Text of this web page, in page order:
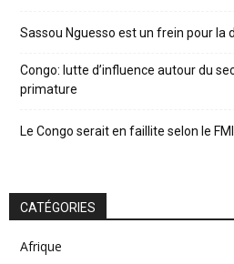
Sassou Nguesso est un frein pour la
Congo: lutte d’influence autour du
primature
Le Congo serait en faillite selon le FMI
CATÉGORIES
Afrique